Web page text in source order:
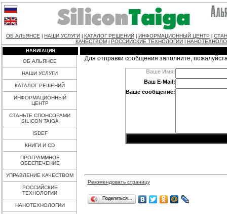
ОБ АЛЬЯНСЕ НАШИ УСЛУГИ КАТАЛОГ РЕШЕНИЙ ИНФОРМАЦИОННЫЙ ЦЕНТР
КАЧЕСТВОМ
РОССИЙСКИЕ ТЕХНОЛОГИИ
НАВИГАЦИЯ
ОБ АЛЬЯНСЕ
НАШИ УСЛУГИ
КАТАЛОГ РЕШЕНИЙ
ИНФОРМАЦИОННЫЙ
ЦЕНТР
СТАНЬТЕ СПОНСОРАМИ
SILICON TAIGA
ISDEF
КНИГИ И CD
ПРОГРАММНОЕ
ОБЕСПЕЧЕНИЕ
УПРАВЛЕНИЕ КАЧЕСТВОМ
РОССИЙСКИЕ
ТЕХНОЛОГИИ
НАНОТЕХНОЛОГИИ
Для отправки сообщения заполните,
Ваше Имя:
Ваш E-Mail:
Ваше сообщение:
Рекомендовать страницу
Поделиться…